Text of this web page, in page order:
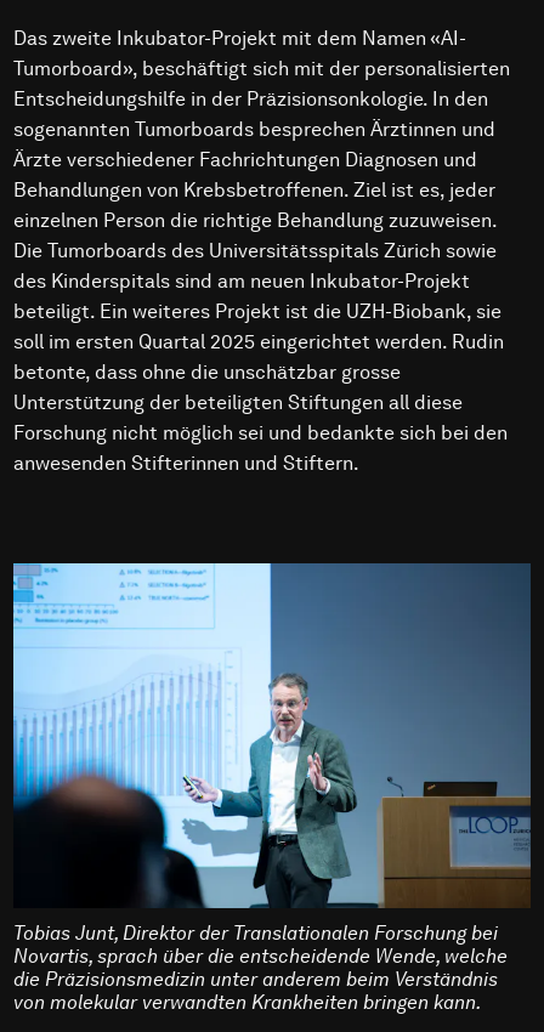
Das zweite Inkubator-Projekt mit dem Namen «AI-
Tumorboard», beschäftigt sich mit der personalisierten
Entscheidungshilfe in der Präzisionsonkologie. In den
sogenannten Tumorboards besprechen Ärztinnen und
Ärzte verschiedener Fachrichtungen Diagnosen und
Behandlungen von Krebsbetroffenen. Ziel ist es, jeder
einzelnen Person die richtige Behandlung zuzuweisen.
Die Tumorboards des Universitätsspitals Zürich sowie
des Kinderspitals sind am neuen Inkubator-Projekt
beteiligt. Ein weiteres Projekt ist die UZH-Biobank, sie
soll im ersten Quartal 2025 eingerichtet werden. Rudin
betonte, dass ohne die unschätzbar grosse
Unterstützung der beteiligten Stiftungen all diese
Forschung nicht möglich sei und bedankte sich bei den
anwesenden Stifterinnen und Stiftern.
Tobias Junt, Direktor der Translationalen Forschung bei
Novartis, sprach über die entscheidende Wende, welche
die Präzisionsmedizin unter anderem beim Verständnis
von molekular verwandten Krankheiten bringen kann.